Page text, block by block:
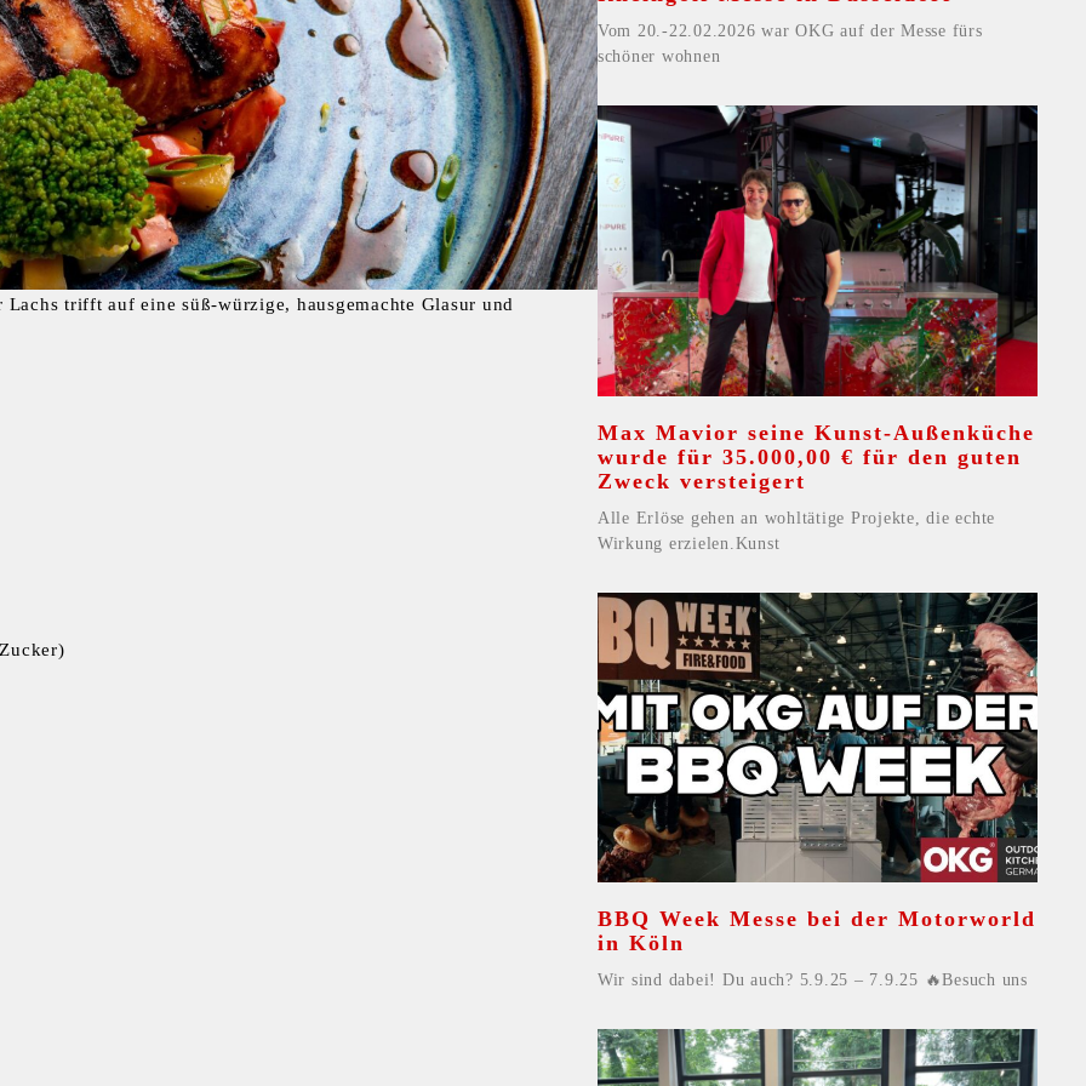
trifft auf eine süß-würzige, hausgemachte Glasur und
Vom 20.-22.02.2026 war OKG auf der Messe fürs
schöner wohnen
Max Mavior seine Kunst-Außenküche
wurde für 35.000,00 € für den guten
Zweck versteigert
Alle Erlöse gehen an wohltätige Projekte, die echte
Wirkung erzielen.Kunst
BBQ Week Messe bei der Motorworld
in Köln
Wir sind dabei! Du auch? 5.9.25 – 7.9.25 🔥Besuch uns